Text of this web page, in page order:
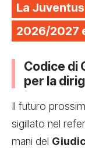
La
2026/2027
Codice di
per la
Il futuro
sigillato nel
mani del